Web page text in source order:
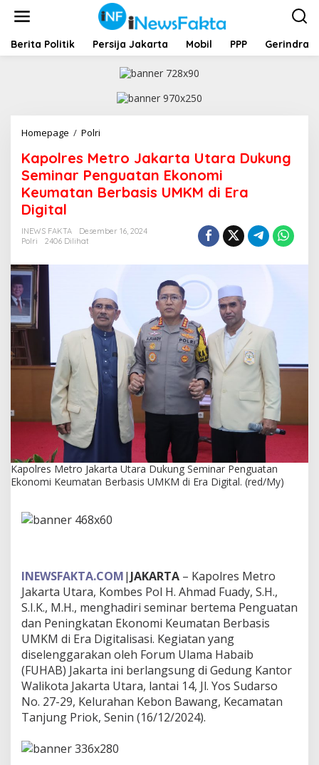
t
Berita Politik Persija Jakarta Mobil PPP Gerindra
Homepage / Polri
p
o
l
r
M
J
a
k
a
a
U
u
k
g
n
a
r
P
e
n
g
u
a
t
a
n
k
Kapolres Metro Jakarta Utara Dukung
Seminar Penguatan Ekonomi
Keumatan Berbasis UMKM di Era
Digital
INEWS FAKTA
Desember 16, 2024
Polri
2406 Dilihat
Kapolres Metro Jakarta Utara Dukung Seminar Penguatan
Ekonomi Keumatan Berbasis UMKM di Era Digital. (red/My)
INEWSFAKTA.COM| JAKARTA – Kapolres Metro
Jakarta Utara, Kombes Pol H. Ahmad Fuady, S.H.,
S.I.K., M.H., menghadiri seminar bertema Penguatan
dan Peningkatan Ekonomi Keumatan Berbasis
UMKM di Era Digitalisasi. Kegiatan yang
diselenggarakan oleh Forum Ulama Habaib
(FUHAB) Jakarta ini berlangsung di Gedung Kantor
Walikota Jakarta Utara, lantai 14, Jl. Yos Sudarso
No. 27-29, Kelurahan Kebon Bawang, Kecamatan
Tanjung Priok, Senin (16/12/2024).